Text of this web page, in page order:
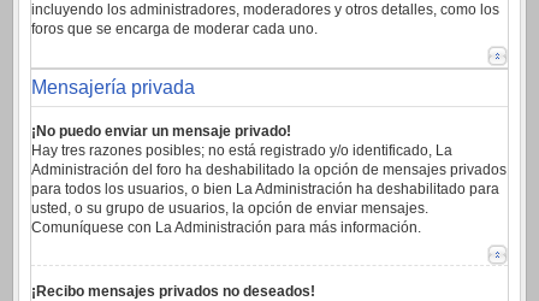
incluyendo los administradores, moderadores y otros detalles, como los
foros que se encarga de moderar cada uno.
Mensajería privada
¡No puedo enviar un mensaje privado!
Hay tres razones posibles; no está registrado y/o identificado, La
Administración del foro ha deshabilitado la opción de mensajes privados
para todos los usuarios, o bien La Administración ha deshabilitado para
usted, o su grupo de usuarios, la opción de enviar mensajes.
Comuníquese con La Administración para más información.
¡Recibo mensajes privados no deseados!